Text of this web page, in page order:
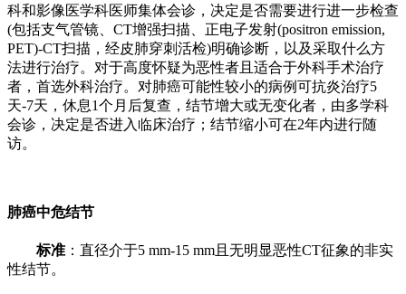
科和影像医学科医师集体会诊，决定是否需要进行进一步检查
(包括支气管镜、CT增强扫描、正电子发射(positron emission,
PET)-CT扫描，经皮肺穿刺活检)明确诊断，以及采取什么方
法进行治疗。对于高度怀疑为恶性者且适合于外科手术治疗
者，首选外科治疗。对肺癌可能性较小的病例可抗炎治疗5
天-7天，休息1个月后复查，结节增大或无变化者，由多学科
会诊，决定是否进入临床治疗；结节缩小可在2年内进行随
访。
肺癌中危结节
标准 ：直径介于5 mm-15 mm且无明显恶性CT征象的非实
性结节。